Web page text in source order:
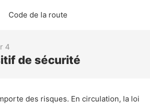
Code de la route
4
de sécurité
des risques. En circulation, la loi